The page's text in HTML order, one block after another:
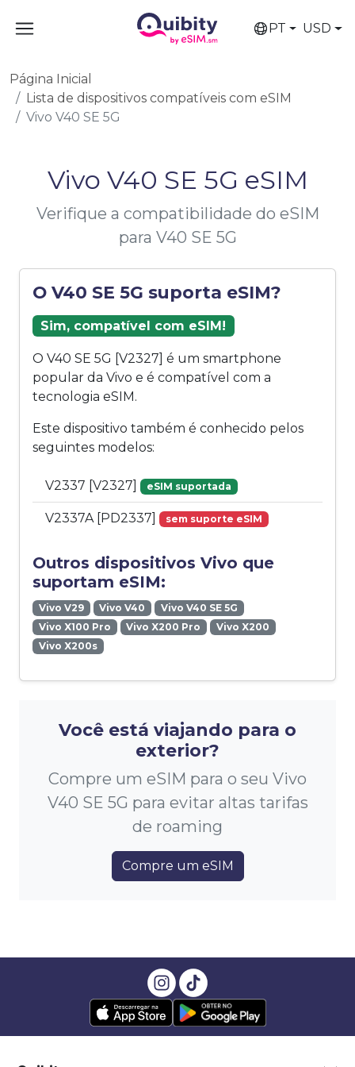
PT USD
Página Inicial
Lista de dispositivos compatíveis com eSIM
Vivo V40 SE 5G
Vivo V40 SE 5G eSIM
Verifique a compatibilidade do eSIM
para V40 SE 5G
O V40 SE 5G suporta eSIM?
Sim, compatível com eSIM!
O V40 SE 5G [V2327] é um smartphone
popular da Vivo e é compatível com a
tecnologia eSIM.
Este dispositivo também é conhecido pelos
seguintes modelos:
V2337 [V2327] eSIM suportada
V2337A [PD2337] sem suporte eSIM
Outros dispositivos Vivo que
suportam eSIM:
Vivo V29 Vivo V40
Vivo V40 SE 5G
Vivo X100 Pro
Vivo X200 Pro
Vivo X200
Vivo X200s
Você está viajando para o
exterior?
Compre um eSIM para o seu Vivo
V40 SE 5G para evitar altas tarifas
de roaming
Compre um eSIM